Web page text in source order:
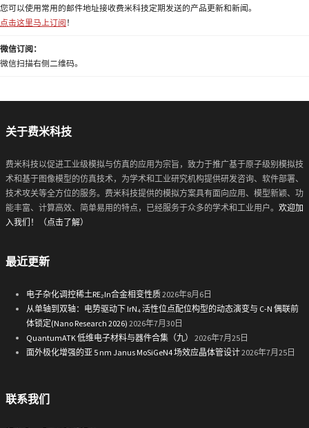
您可以使用常用的邮件地址接收费米科技定期发送的产品更新和新闻。
点击这里马上订阅 ！
微信订阅：
微信扫描右侧二维码。
关于费米科技
费米科技以促进工业级模拟与仿真的应用为宗旨，致力于推广基于原子级别模拟技
术和基于图像模型的仿真技术，为学术和工业研究机构提供研发咨询、软件部署、
技术攻关等全方位的服务。费米科技提供的模拟方案具有面向应用、模型新颖、功
能丰富、计算高效、简单易用的特点，已经服务于众多的学术和工业用户。 欢迎加
入我们！（点击了解）
最近更新
电子杂化调控稀土RE₂In合金相变性质2026年8月6日
从单轴到双轴：电势驱动下 IrN₄ 活性位点配位构型的动态演变与 C-N 偶联前
体锁定(Nano Research 2026) 2026年7月30日
QuantumATK 低维电子材料与器件合集（九）
2026年7月25日
面外极化增强的亚 5 nm Janus MoSiGeN4 场效应晶体管设计2026年7月25日
联系我们